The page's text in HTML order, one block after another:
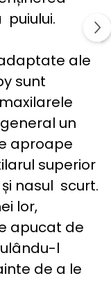
ale
sunt
un
aproape
superior
nasul scurt.
lor,
apucat de
l
de a le